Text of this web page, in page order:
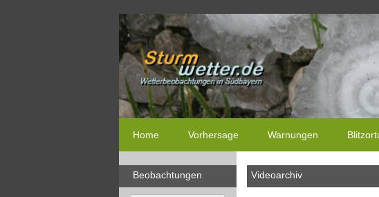
Home Vorhersage Warnungen
Beobachtungen Videoarchiv